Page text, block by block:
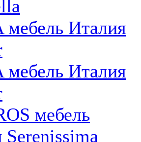
Италия
Италия
мебель
Serenissima